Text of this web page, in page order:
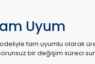
Uyum
tam uyumlu olarak
bir değişim süreci